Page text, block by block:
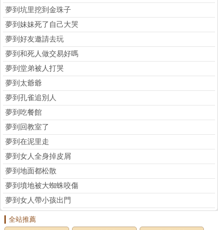
夢到坑里挖到金珠子
夢到妹妹死了自己大哭
夢到好友邀請去玩
夢到和死人做交易好嗎
夢到堂弟被人打哭
夢到太爺爺
夢到孔雀追別人
夢到吃餐館
夢到回教室了
夢到在泥里走
夢到女人全身掉皮屑
夢到地面都松散
夢到墳地被大蜘蛛咬傷
夢到女人帶小孩出門
全站推薦